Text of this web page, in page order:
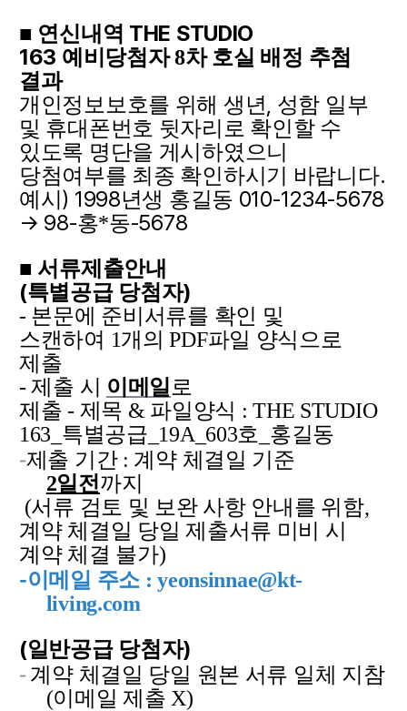
■ 연신내역 THE STUDIO
163 예비당첨자 8차 호실 배정 추첨
결과
개인정보보호를 위해 생년, 성함 일부
및 휴대폰번호 뒷자리로 확인할 수
있도록 명단을 게시하였으니
당첨여부를 최종 확인하시기 바랍니다.
예시 ) 1998년생 홍길동 010-1234-5678
→ 98-홍*동-5678
■ 서류제출안내
(특별공급 당첨자)
- 본문에 준비서류를 확인 및
스캔하여 1개의 PDF파일 양식으로
제출
- 제출 시 이메일 로
제출 - 제목 & 파일양식 : THE STUDIO
163_특별공급_19A_603호_홍길동
-제출 기간 : 계약 체결일 기준
2일전까지
(서류 검토 및 보완 사항 안내를 위함,
계약 체결일 당일 제출서류 미비 시
계약 체결 불가)
-이메일 주소 : yeonsinnae@kt-
living.com
(일반공급 당첨자)
-계약 체결일 당일 원본 서류 일체 지참
(이메일 제출 X)